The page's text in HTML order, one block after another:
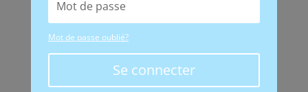
Mot de passe oublié?
Se connecter